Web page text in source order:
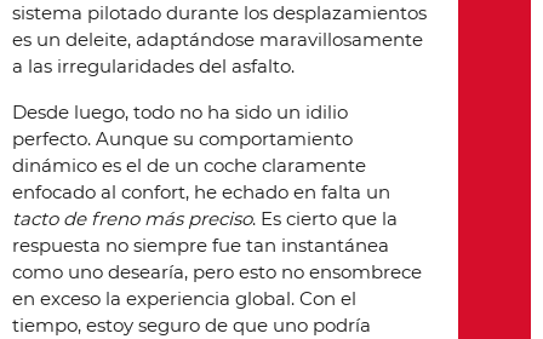
sistema pilotado durante los desplazamientos
es un deleite, adaptándose maravillosamente
a las irregularidades del asfalto.
Desde luego, todo no ha sido un idilio
perfecto. Aunque su comportamiento
dinámico es el de un coche claramente
enfocado al confort, he echado en falta un
tacto de freno más preciso. Es cierto que la
respuesta no siempre fue tan instantánea
como uno desearía, pero esto no ensombrece
en exceso la experiencia global. Con el
tiempo, estoy seguro de que uno podría